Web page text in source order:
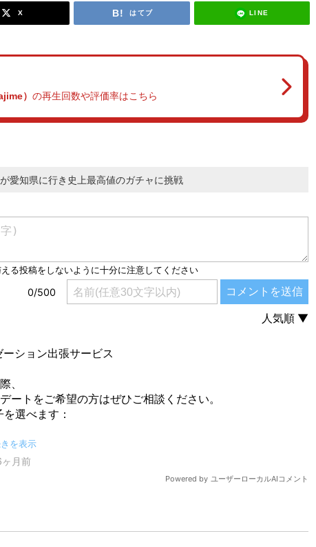
X はてブ LINE
） の再生回数や評価率はこちら
愛知県に行き史上最高値のガチャに挑戦